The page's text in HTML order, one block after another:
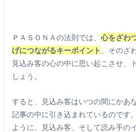
ＰＡＳＯＮＡの法則では、 心をざわ
げにつながるキーポイント 。そのざ
見込み客の心の中に思い起こさせ、
しょう。
すると、見込み客はいつの間にかあ
記事の中に引き込まれているのです
ように、見込み客、そして読み手の